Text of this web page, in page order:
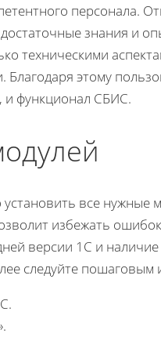
персонала.
знания и
техническими
этому
и функционал СБИС.
все нужные
избежать
версии 1С и
следуйте пошаговым